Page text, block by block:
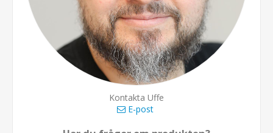
Kontakta Uffe
E-post